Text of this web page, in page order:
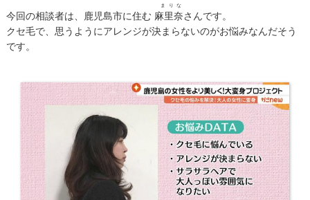
今回の相談者は、鹿児島市に住む 麻里奈
まりな
さんです。
クセ毛で、思うようにアレンジが決まらないのがお悩みなんだそう
です。